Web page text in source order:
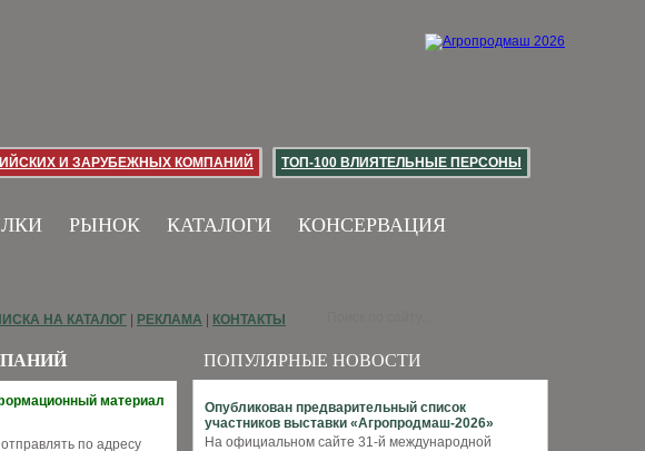
И ЗАРУБЕЖНЫХ КОМПАНИЙ ТОП-100 ВЛИЯТЕЛЬНЫЕ ПЕРСОНЫ
РЫНОК КАТАЛОГИ КОНСЕРВАЦИЯ
ПОПУЛЯРНЫЕ НОВОСТИ
Опубликован предварительный список
участников выставки «Агропродмаш-2026»
На официальном сайте 31-й международной
НА КАТАЛОГ РЕКЛАМА КОНТАКТЫ
материал
по адресу